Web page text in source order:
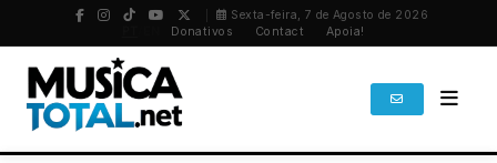
Sexta-feira, 7 de Agosto de 2026
Donativos Contact Apoia!